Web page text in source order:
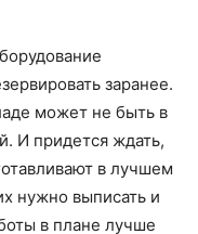
заранее.
может не быть в
И придется ждать,
в лучшем
нужно выписать и
в плане лучше